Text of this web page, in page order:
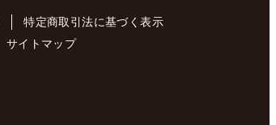
特定商取引法に基づく表示
サイトマップ